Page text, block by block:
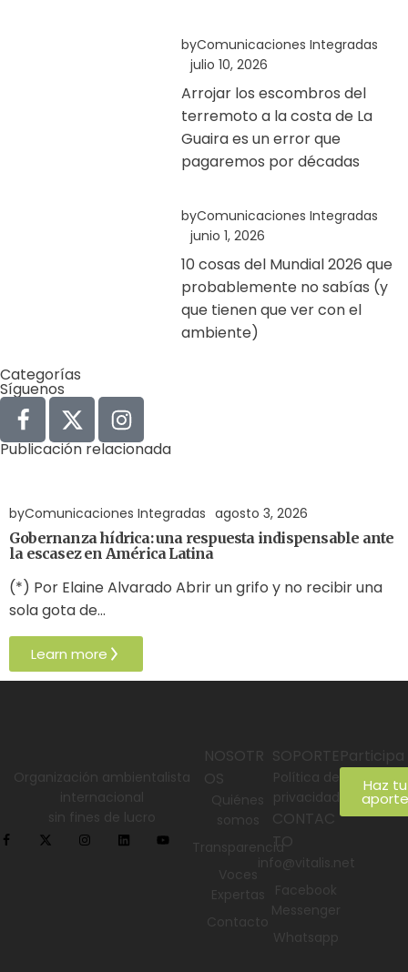
byComunicaciones Integradas
julio 10, 2026
Arrojar los escombros del
terremoto a la costa de La
Guaira es un error que
pagaremos por décadas
byComunicaciones Integradas
junio 1, 2026
10 cosas del Mundial 2026 que
probablemente no sabías (y
que tienen que ver con el
ambiente)
Categorías
Síguenos
Publicación relacionada
byComunicaciones Integradas agosto 3, 2026
Gobernanza hídrica: una respuesta indispensable ante
la escasez en América Latina
(*) Por Elaine Alvarado Abrir un grifo y no recibir una
sola gota de…
Learn more
Organización ambientalista
internacional
sin fines de lucro
NOSOTR
OS
Quiénes
somos
Transparencia
Voces
Expertas
Contacto
SOPORTE
Política de
privacidad
CONTAC
TO
info@vitalis.net
Facebook
Messenger
Whatsapp
Participa
Haz tu